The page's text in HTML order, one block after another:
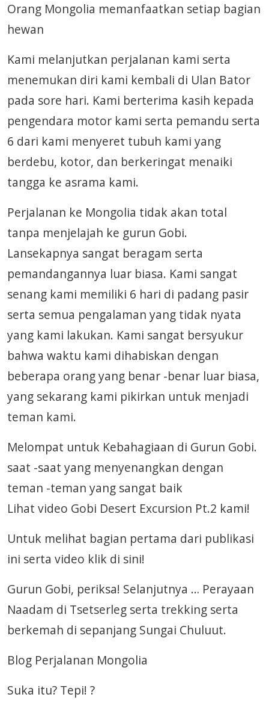
Orang Mongolia memanfaatkan setiap bagian
hewan
Kami melanjutkan perjalanan kami serta
menemukan diri kami kembali di Ulan Bator
pada sore hari. Kami berterima kasih kepada
pengendara motor kami serta pemandu serta
6 dari kami menyeret tubuh kami yang
berdebu, kotor, dan berkeringat menaiki
tangga ke asrama kami.
Perjalanan ke Mongolia tidak akan total
tanpa menjelajah ke gurun Gobi.
Lansekapnya sangat beragam serta
pemandangannya luar biasa. Kami sangat
senang kami memiliki 6 hari di padang pasir
serta semua pengalaman yang tidak nyata
yang kami lakukan. Kami sangat bersyukur
bahwa waktu kami dihabiskan dengan
beberapa orang yang benar -benar luar biasa,
yang sekarang kami pikirkan untuk menjadi
teman kami.
Melompat untuk Kebahagiaan di Gurun Gobi.
saat -saat yang menyenangkan dengan
teman -teman yang sangat baik
Lihat video Gobi Desert Excursion Pt.2 kami!
Untuk melihat bagian pertama dari publikasi
ini serta video klik di sini!
Gurun Gobi, periksa! Selanjutnya … Perayaan
Naadam di Tsetserleg serta trekking serta
berkemah di sepanjang Sungai Chuluut.
Blog Perjalanan Mongolia
Suka itu? Tepi! ?